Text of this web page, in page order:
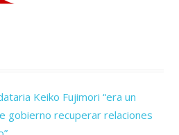
Keiko Fujimori “era un
gobierno recuperar relaciones